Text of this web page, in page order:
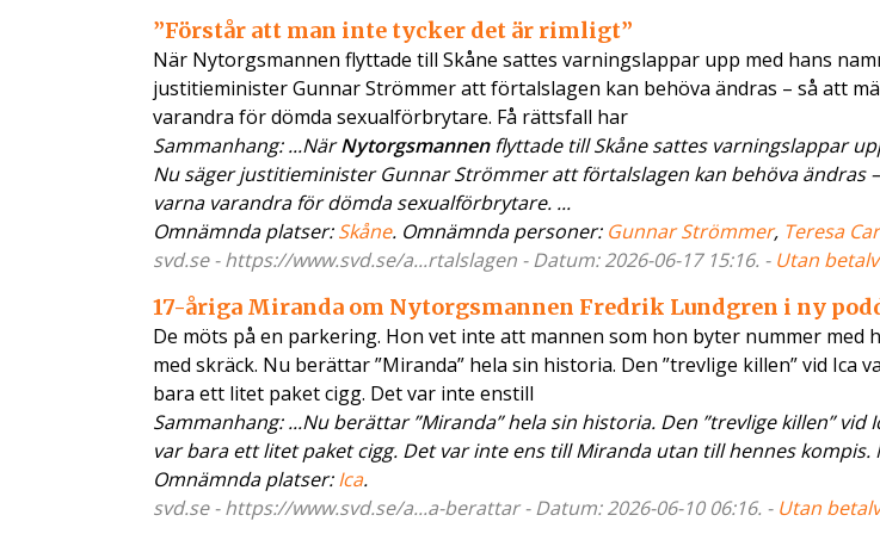
”Förstår att man inte tycker det är rimligt”
När Nytorgsmannen flyttade till Skåne sattes varningslappar upp med hans
justitieminister Gunnar Strömmer att förtalslagen kan behöva ändras – så att
varandra för dömda sexualförbrytare. Få rättsfall har
Sammanhang: ...NärNytorgsmannenflyttade till Skåne sattes varningslappar
Nu säger justitieminister Gunnar Strömmer att förtalslagen kan behöva ändras
varna varandra för dömda sexualförbrytare. ...
Omnämnda platser:Skåne. Omnämnda personer: Gunnar Strömmer, Teresa
svd.se - https://www.svd.se/a...rtalslagen - Datum: 2026-06-17 15:16. - Utan
17-åriga Miranda om Nytorgsmannen Fredrik Lundgren i ny
De möts på en parkering. Hon vet inte att mannen som hon byter nummer
med skräck. Nu berättar ”Miranda” hela sin historia. Den ”trevlige killen” vid Ica
bara ett litet paket cigg. Det var inte enstill
Sammanhang: ...Nu berättar ”Miranda” hela sin historia. Den ”trevlige killen” vid
var bara ett litet paket cigg. Det var inte ens till Miranda utan till hennes kompis.
Omnämnda platser:Ica.
svd.se - https://www.svd.se/a...a-berattar - Datum: 2026-06-10 06:16. - Utan